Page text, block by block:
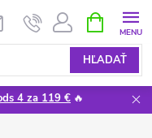
HĽADAŤ
KOŠÍK
4 za 119 € 🔥